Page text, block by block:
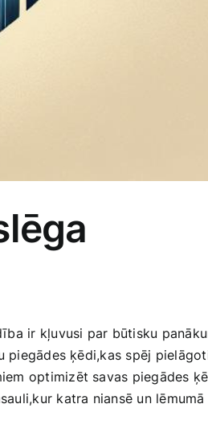
ir kļuvusi par būtisku
ķēdi,kas spēj
optimizēt savas piegādes
katra niansē un lēmumā